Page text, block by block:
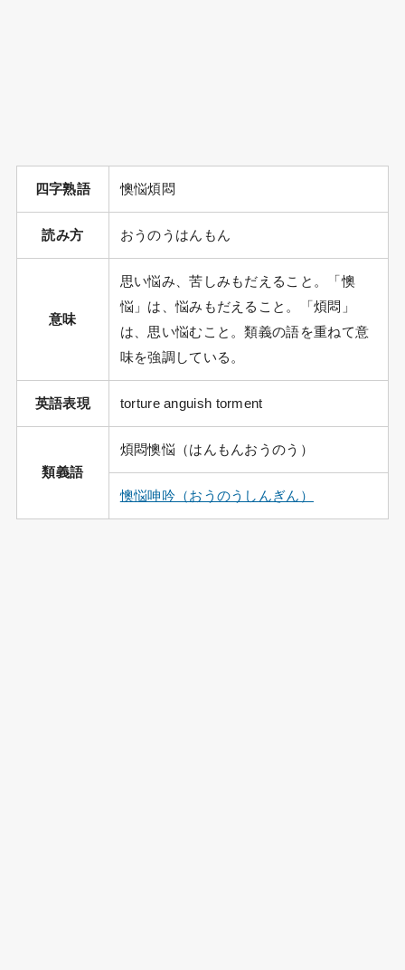
四字熟語 懊悩煩悶
読み方 おうのうはんもん
意味
思い悩み、苦しみもだえること。「懊
悩」は、悩みもだえること。「煩悶」
は、思い悩むこと。類義の語を重ねて意
味を強調している。
英語表現 torture anguish torment
類義語
煩悶懊悩（はんもんおうのう）
懊悩呻吟（おうのうしんぎん）